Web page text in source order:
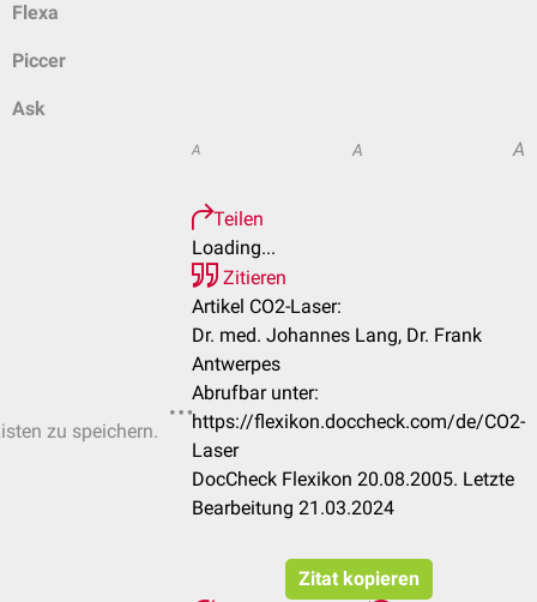
Flexa
Piccer
Ask
zu speichern.
A A A
Teilen
Loading...
Zitieren
Artikel CO2-Laser:
Dr. med. Johannes Lang, Dr. Frank
Antwerpes
Abrufbar unter:
https://flexikon.doccheck.com/de/CO2-
Laser
DocCheck Flexikon 20.08.2005. Letzte
Bearbeitung 21.03.2024
Zitat kopieren